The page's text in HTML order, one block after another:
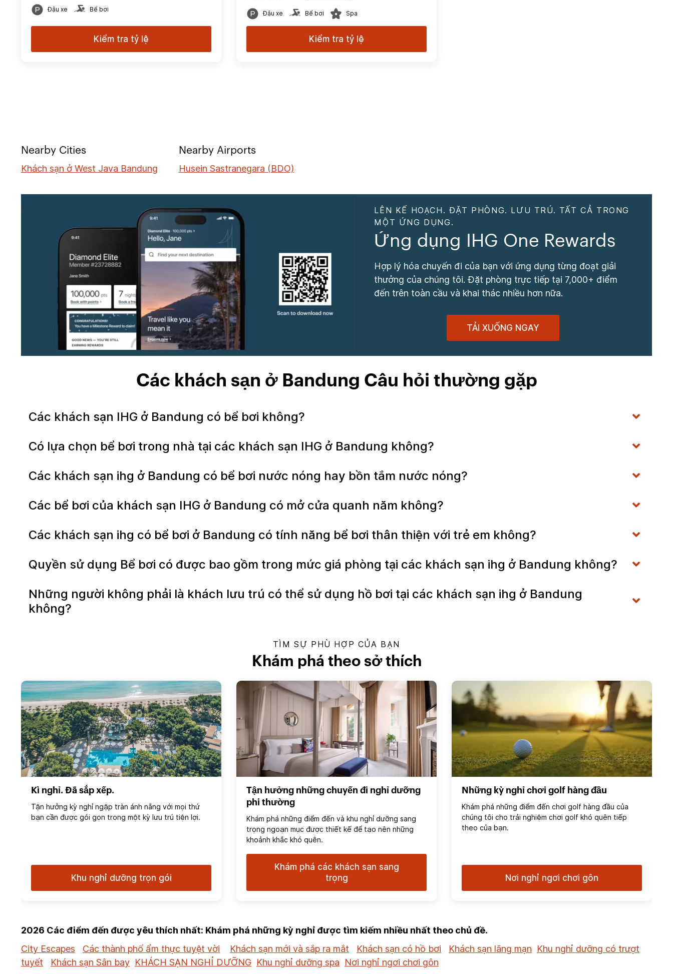
Đậu xe Bể bơi
Kiểm tra tỷ lệ
Đậu xe Bể bơi Spa
Kiểm tra tỷ lệ
Nearby Cities
Khách sạn ở West Java Bandung
Nearby Airports
Husein Sastranegara (BDO)
LÊN KẾ HOẠCH. ĐẶT PHÒNG. LƯU TRÚ. TẤT CẢ TRONG
MỘT ỨNG DỤNG.
Ứng dụng IHG One Rewards
Hợp lý hóa chuyến đi của bạn với ứng dụng từng đoạt giải
thưởng của chúng tôi. Đặt phòng trực tiếp tại 7,000+ điểm
đến trên toàn cầu và khai thác nhiều hơn nữa.
TẢI XUỐNG NGAY
Các khách sạn ở Bandung Câu hỏi thường gặp
Các khách sạn IHG ở Bandung có bể bơi không?
Có lựa chọn bể bơi trong nhà tại các khách sạn IHG ở Bandung không?
Các khách sạn ihg ở Bandung có bể bơi nước nóng hay bồn tắm nước nóng?
Các bể bơi của khách sạn IHG ở Bandung có mở cửa quanh năm không?
Các khách sạn ihg có bể bơi ở Bandung có tính năng bể bơi thân thiện với trẻ em không?
Quyền sử dụng Bể bơi có được bao gồm trong mức giá phòng tại các khách sạn ihg ở Bandung không?
Những người không phải là khách lưu trú có thể sử dụng hồ bơi tại các khách sạn ihg ở Bandung
không?
TÌM SỰ PHÙ HỢP CỦA BẠN
Khám phá theo sở thích
Kì nghỉ. Đã sắp xếp.
Tận hưởng kỳ nghỉ ngập tràn ánh nắng với mọi thứ
bạn cần được gói gọn trong một kỳ lưu trú tiện lợi.
Khu nghỉ dưỡng trọn gói
Tận hưởng những chuyến đi nghỉ dưỡng
phi thường
Khám phá những điểm đến và khu nghỉ dưỡng sang
trọng ngoạn mục được thiết kế để tạo nên những
khoảnh khắc khó quên.
Khám phá các khách sạn sang
trọng
Những kỳ nghỉ chơi golf hàng đầu
Khám phá những điểm đến chơi golf hàng đầu của
chúng tôi cho trải nghiệm chơi golf khó quên tiếp
theo của bạn.
Nơi nghỉ ngơi chơi gôn
2026 Các điểm đến được yêu thích nhất: Khám phá những kỳ nghỉ được tìm kiếm nhiều nhất theo chủ đề.
City Escapes
Các thành phố ẩm thực tuyệt vời Khách sạn mới và sắp ra mắt Khách sạn có hồ bơi Khách sạn lãng mạn
Khu nghỉ dưỡng có trượt
tuyết
Khách sạn Sân bay KHÁCH SẠN NGHỈ DƯỠNG Khu nghỉ dưỡng spa Nơi nghỉ ngơi chơi gôn